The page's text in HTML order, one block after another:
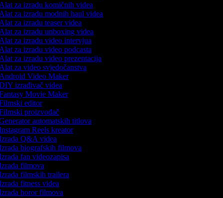
za izradu komičnih videa
za izradu modnih haul videa
za izradu teaser videa
za izradu unboxing videa
za izradu video intervjua
za izradu video podcasta
za izradu video prezentacija
za video svjedočanstva
Video Maker
izrađivač videa
Movie Maker
editor
proizvođač
automatskih titlova
Reels kreator
Q&A videa
biografskih filmova
fan videozapisa
filmova
filmskih trailera
fitness videa
horor filmova